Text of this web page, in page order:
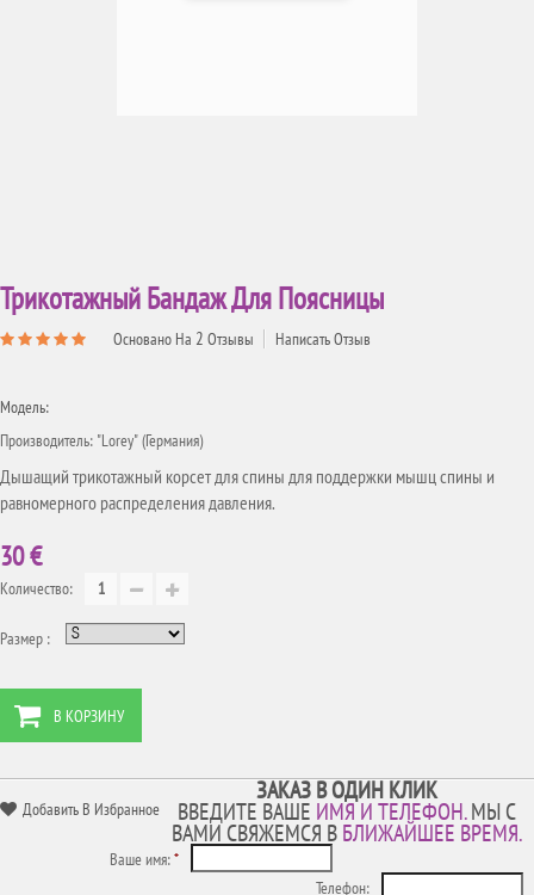
Трикотажный Бандаж Для Поясницы
Основано На 2 Отзывы Написать Отзыв
Модель:
Производитель: "Lorey" (Германия)
Дышащий трикотажный корсет для спины для поддержки мышц спины и
равномерного распределения давления.
30 €
Количество:
Размер :
В КОРЗИНУ
Добавить В Избранное
ЗАКАЗ В ОДИН КЛИК
ВВЕДИТЕ ВАШЕ ИМЯ И ТЕЛЕФОН.МЫ С
ВАМИ СВЯЖЕМСЯ ВБЛИЖАЙШЕЕ ВРЕМЯ.
Ваше имя:*
Телефон: